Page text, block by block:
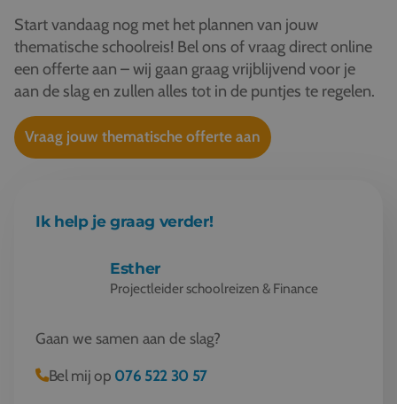
Start vandaag nog met het plannen van jouw
thematische schoolreis! Bel ons of vraag direct online
een offerte aan – wij gaan graag vrijblijvend voor je
aan de slag en zullen alles tot in de puntjes te regelen.
Vraag jouw thematische offerte aan
Ik help je graag verder!
Esther
Projectleider schoolreizen & Finance
Gaan we samen aan de slag?
Bel mij op 076 522 30 57